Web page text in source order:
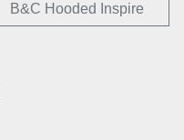
B&C Hooded Inspire